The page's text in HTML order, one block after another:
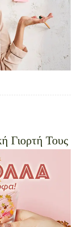
Γιορτή Τους